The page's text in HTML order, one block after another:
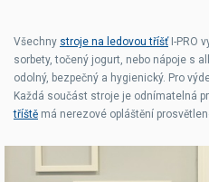
Všechny stroje na ledovou tříšťI-PRO
sorbety, točený jogurt, nebo nápoje s
odolný, bezpečný a hygienický. Pro
Každá součást stroje je odnímatelná
tříště má nerezové opláštění